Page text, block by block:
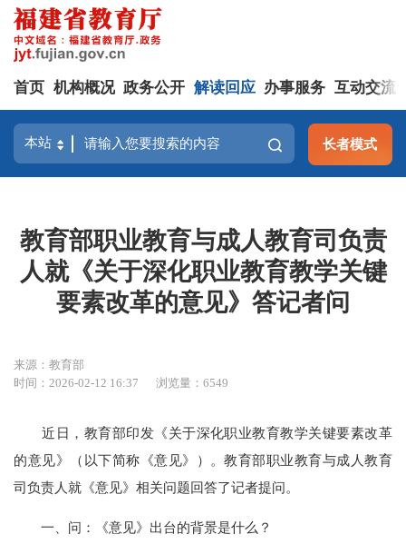
首页 机构概况 政务公开 解读回应 办事服务 互动交流
长者模式
教育部职业教育与成人教育司负责
人就《关于深化职业教育教学关键
要素改革的意见》答记者问
来源：教育部
时间：2026-02-12 16:37
浏览量：6549
近日，教育部印发《关于深化职业教育教学关键要素改革
的意见》（以下简称《意见》）。教育部职业教育与成人教育
司负责人就《意见》相关问题回答了记者提问。
一、问：《意见》出台的背景是什么？